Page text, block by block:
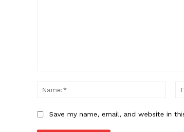
Save my name, email, and website in